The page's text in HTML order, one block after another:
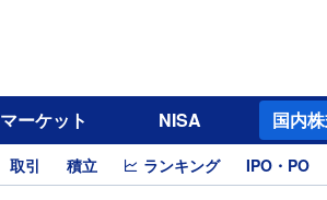
マーケット NISA 国内
取引 積立 ランキング IPO・PO